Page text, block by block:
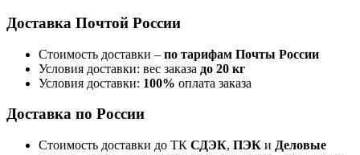
Доставка Почтой России
Стоимость доставки – по тарифам Почты России
Условия доставки: вес заказа до 20 кг
Условия доставки: 100% оплата заказа
Доставка по России
Стоимость доставки до ТК СДЭК, ПЭК и Деловые